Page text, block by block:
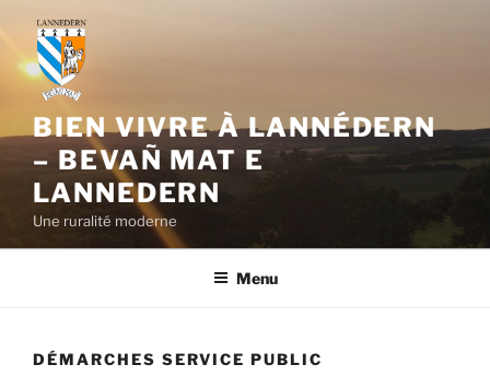
contenu
principal
BIEN VIVRE À LANNÉDERN
– BEVAÑ MAT E
LANNEDERN
Une ruralité moderne
Menu
DÉMARCHES SERVICE PUBLIC